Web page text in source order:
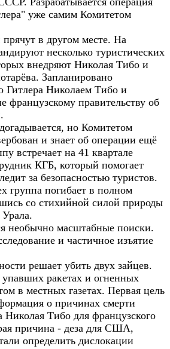
уже самим Комитетом
прячут в другом месте. На
несколько туристических
внедряют Николая Тибо и
Запланировано
Гитлера Николаем Тибо и
французскому правительству об
но Комитетом
и знает об операции ещё
встречает на 41 квартале
КГБ, который помогает
за безопасностью туристов.
группа погибает в полном
со стихийной силой природы
необычно масштабные поиски.
и частичное изъятие
решает убить двух зайцев.
ракетах и огненных
в местных газетах. Первая цель
о причинах смерти
Николая Тибо для французского
причина - деза для США,
определить дислокации